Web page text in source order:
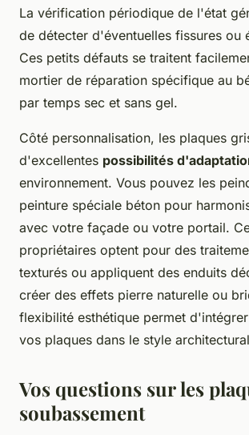
La vérification périodique de l'état
de détecter d'éventuelles fissures ou
Ces petits défauts se traitent
mortier de réparation spécifique au
par temps sec et sans gel.
Côté personnalisation, les plaques
d'excellentes possibilités
environnement. Vous pouvez les
peinture spéciale béton pour
avec votre façade ou votre portail.
propriétaires optent pour des
texturés ou appliquent des enduits
créer des effets pierre naturelle ou
flexibilité esthétique permet
vos plaques dans le style
Vos questions sur les
soubassement